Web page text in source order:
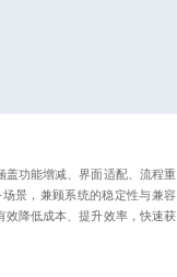
盖功能增减、界面适配、流程重
景，兼顾系统的稳定性与兼容
效降低成本、提升效率，快速获